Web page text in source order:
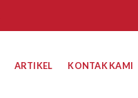
ARTIKEL KONTAK KAMI